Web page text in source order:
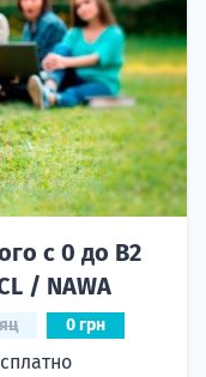
с 0 до B2
/ NAWA
0 грн